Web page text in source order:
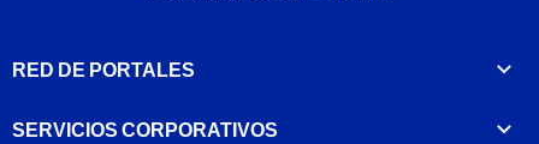
RED DE PORTALES
SERVICIOS CORPORATIVOS